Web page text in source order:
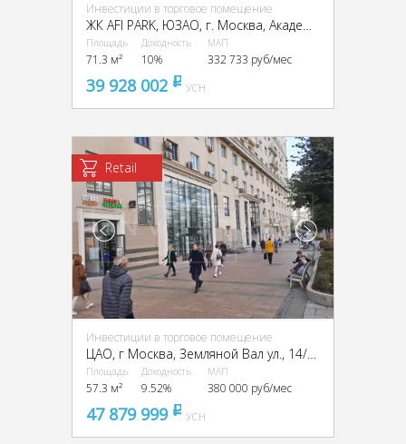
Инвестиции в торговое помещение
ЖК AFI PARK, ЮЗАО, г. Москва, Академика Челомея ул., 7А cтр. 2
Площадь
71.3 м²
Доходность
10%
МАП
332 733 руб/мес
39 928 002 pуб
УСН
Retail
Инвестиции в торговое помещение
Площадь
57.3 м²
Доходность
9.52%
МАП
380 000 руб/мес
47 879 999 pуб
УСН